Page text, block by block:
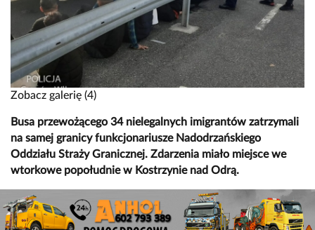
Zobacz galerię (4)
Busa przewożącego 34 nielegalnych imigrantów zatrzymali
na samej granicy funkcjonariusze Nadodrzańskiego
Oddziału Straży Granicznej. Zdarzenia miało miejsce we
wtorkowe popołudnie w Kostrzynie nad Odrą.